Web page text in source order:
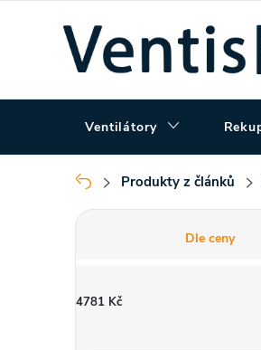
Ventilátory
Domů
Produkty z článků
P
s
Dle ceny
4781 Kč